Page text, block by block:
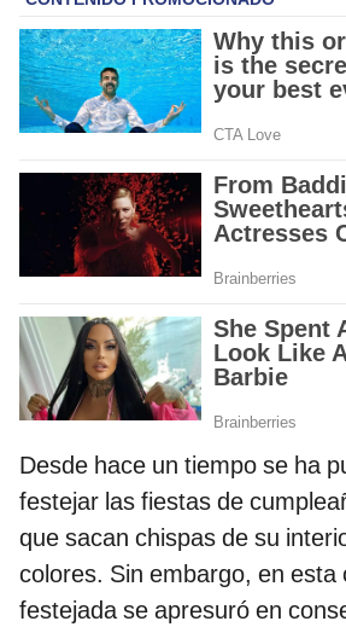
Desde hace un tiempo se ha
festejar las fiestas de
que sacan chispas de su
colores. Sin embargo, en esta
festejada se apresuró en